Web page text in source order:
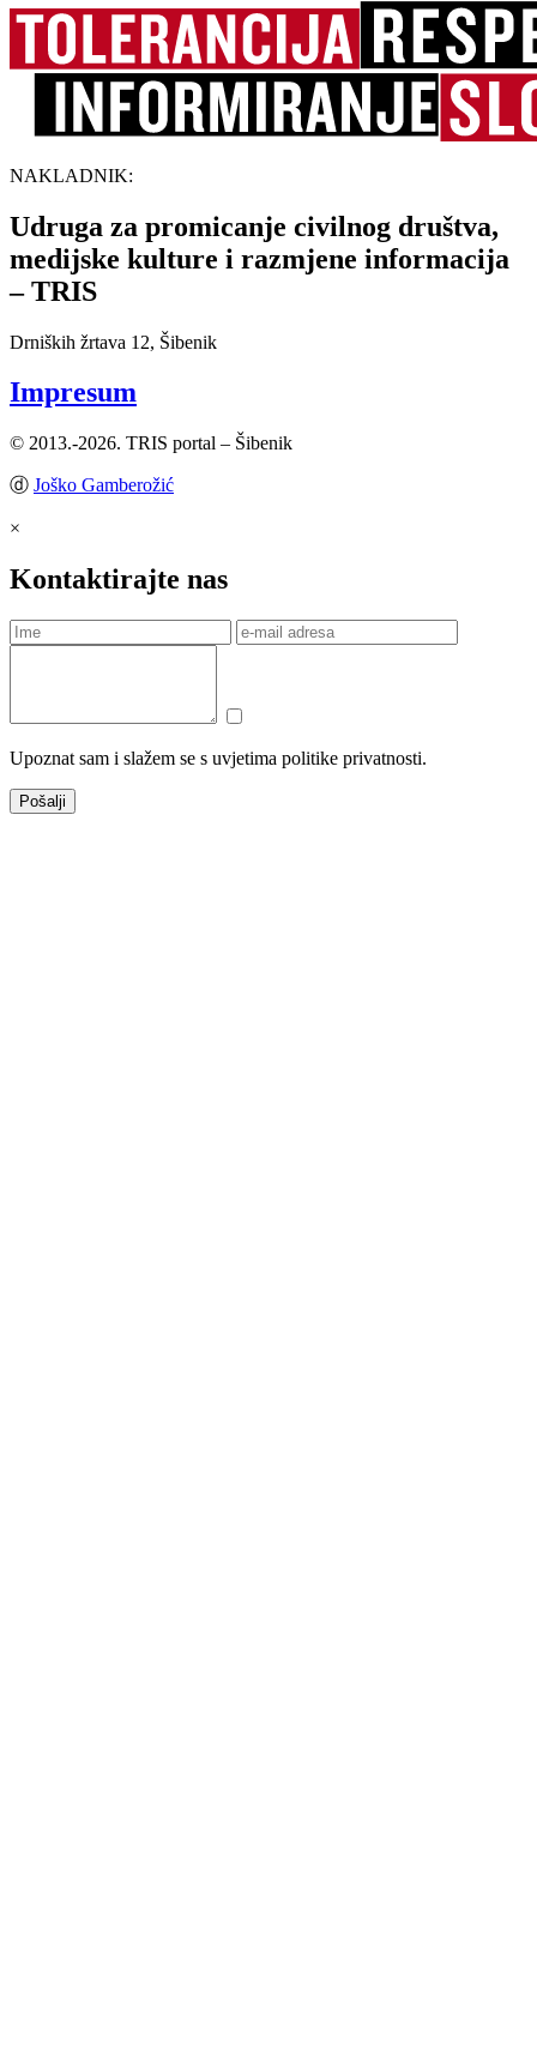
NAKLADNIK:
Udruga za promicanje civilnog društva,
medijske kulture i razmjene informacija
– TRIS
Drniških žrtava 12, Šibenik
Impresum
© 2013.-2026. TRIS portal – Šibenik
ⓓ Joško Gamberožić
×
Kontaktirajte nas
Upoznat sam i slažem se s uvjetima politike privatnosti.
Pošalji